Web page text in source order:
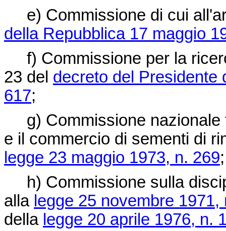
e) Commissione di cui
della Repubblica 17 maggio
f) Commissione per la
23 del decreto del Presidente
617;
g) Commissione nazionale
e il commercio di sementi di
legge 23 maggio 1973, n. 269;
h) Commissione sulla
alla legge 25 novembre 1971,
della legge 20 aprile 1976, n.